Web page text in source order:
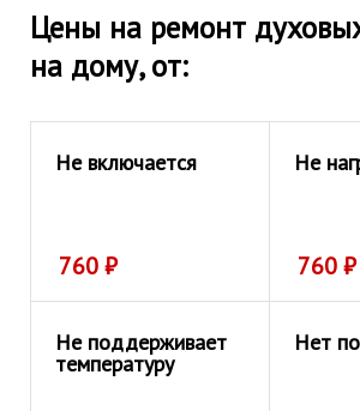
Цены на ремонт
на дому, от:
Не включается
760₽
Не
760₽
Не поддерживает
температуру
Нет